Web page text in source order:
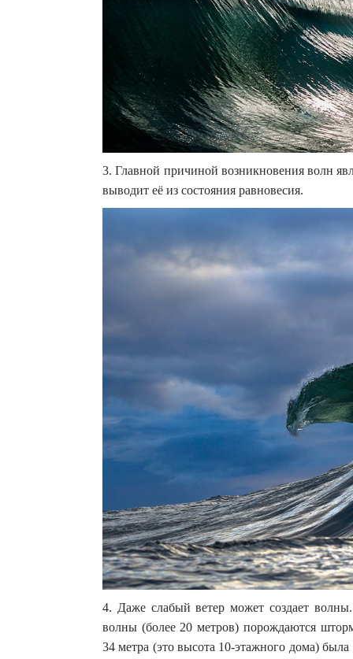
3. Главной причиной возникновения волн
выводит её из состояния равновесия.
4. Даже слабый ветер может создает
волны (более 20 метров) порождаются
34 метра (это высота 10-этажного дома)